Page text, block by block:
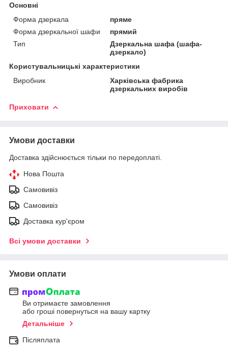
Основні
Форма дзеркала
пряме
Форма дзеркальної шафи
прямий
Тип
Дзеркальна шафа (шафа-
дзеркало)
Користувальницькі характеристики
Виробник
Харківська фабрика
дзеркальних виробів
Приховати
Умови доставки
Доставка здійснюється тільки по передоплаті.
Нова Пошта
Самовивіз
Самовивіз
Доставка кур'єром
Всі умови доставки
Умови оплати
Ви отримаєте замовлення
або гроші повернуться на вашу картку
Детальніше
Післяплата